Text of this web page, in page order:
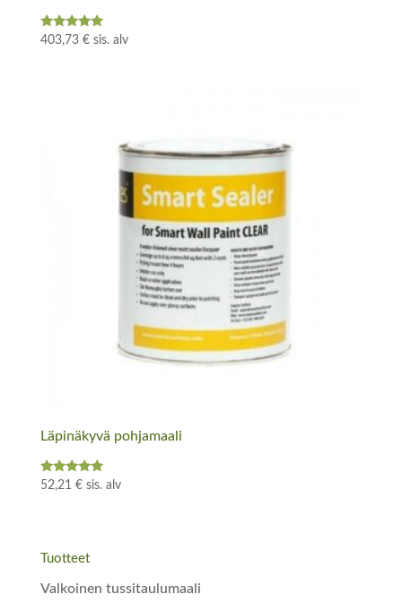
Arvostelu
tuotteesta:
403,73 € sis. alv
Läpinäkyvä pohjamaali
Arvostelu
52,21 € sis. alv
Tuotteet
Valkoinen tussitaulumaali